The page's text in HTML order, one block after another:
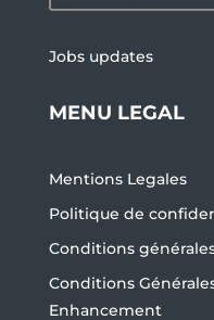
Jobs updates
MENU LEGAL
Mentions Legales
Politique de
Conditions
Conditions
Enhancement